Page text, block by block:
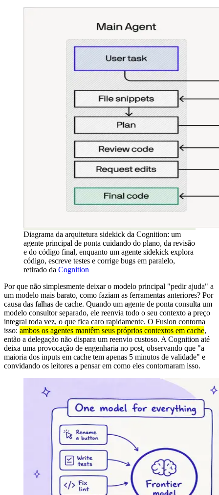
Diagrama da arquitetura sidekick da Cognition: um
agente principal de ponta cuidando do plano, da revisão
e do código final, enquanto um agente sidekick explora
código, escreve testes e corrige bugs em paralelo,
retirado da Cognition
Por que não simplesmente deixar o modelo principal "pedir ajuda" a
um modelo mais barato, como faziam as ferramentas anteriores? Por
causa das falhas de cache. Quando um agente de ponta consulta um
modelo consultor separado, ele reenvia todo o seu contexto a preço
integral toda vez, o que fica caro rapidamente. O Fusion contorna
isso: ambos os agentes mantêm seus próprios contextos em cache,
então a delegação não dispara um reenvio custoso. A Cognition até
deixa uma provocação de engenharia no post, observando que "a
maioria dos inputs em cache tem apenas 5 minutos de validade" e
convidando os leitores a pensar em como eles contornaram isso.